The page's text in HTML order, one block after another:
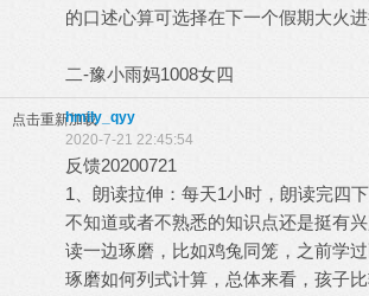
的口述心算可选择在下一个假期大火进
二-豫小雨妈1008女四
点击重新加载hmily_qyy
2020-7-21 22:45:54
反馈20200721
1、朗读拉伸：每天1小时，朗读完四
不知道或者不熟悉的知识点还是挺有
读一边琢磨，比如鸡兔同笼，之前学
琢磨如何列式计算，总体来看，孩子比